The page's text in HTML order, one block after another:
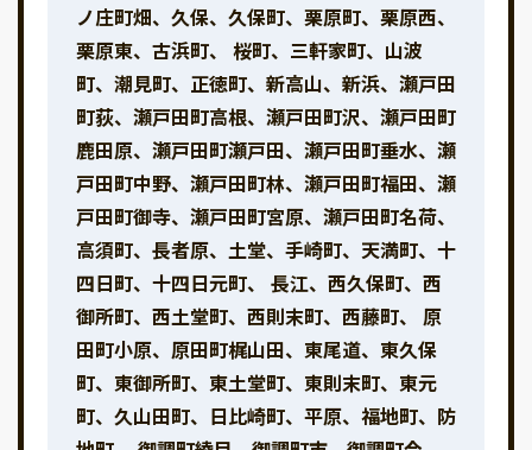
ノ庄町畑、久保、久保町、栗原町、栗原西、
栗原東、古浜町、 桜町、三軒家町、山波
町、潮見町、正徳町、新高山、新浜、瀬戸田
町荻、瀬戸田町高根、瀬戸田町沢、瀬戸田町
鹿田原、瀬戸田町瀬戸田、瀬戸田町垂水、瀬
戸田町中野、瀬戸田町林、瀬戸田町福田、瀬
戸田町御寺、瀬戸田町宮原、瀬戸田町名荷、
高須町、長者原、土堂、手崎町、天満町、十
四日町、十四日元町、 長江、西久保町、西
御所町、西土堂町、西則末町、西藤町、 原
田町小原、原田町梶山田、東尾道、東久保
町、東御所町、東土堂町、東則末町、東元
町、久山田町、日比崎町、平原、福地町、防